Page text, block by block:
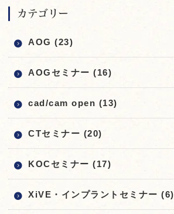
カテゴリー
AOG (23)
AOGセミナー (16)
cad/cam open (13)
CTセミナー (20)
KOCセミナー (17)
XiVE・インプラントセミナー (6)